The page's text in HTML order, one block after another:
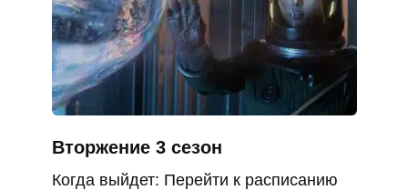
Вторжение 3 сезон
Когда выйдет: Перейти к расписанию